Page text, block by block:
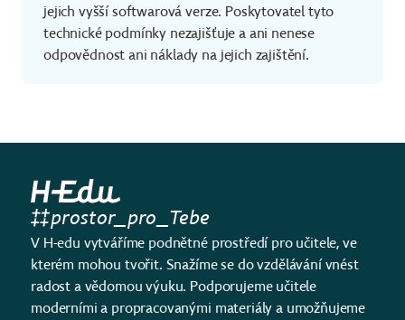
jejich vyšší softwarová verze. Poskytovatel tyto
technické podmínky nezajišťuje a ani nenese
odpovědnost ani náklady na jejich zajištění.
prostor_pro_Tebe
V H-edu vytváříme podnětné prostředí pro učitele, ve
kterém mohou tvořit. Snažíme se do vzdělávání vnést
radost a vědomou výuku. Podporujeme učitele
moderními a propracovanými materiály a umožňujeme